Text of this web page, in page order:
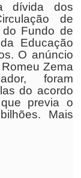
dívida dos
de
do Fundo de
Educação
O anúncio
Zema
foram
do acordo
previa o
Mais